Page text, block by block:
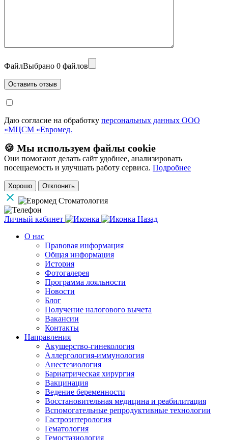
ФайлВыбрано 0 файлов
Даю согласие на обработку персональных данных ООО
«МЦСМ «Евромед.
🍪 Мы используем файлы cookie
Они помогают делать сайт удобнее, анализировать
посещаемость и улучшать работу сервиса. Подробнее
Хорошо Отклонить
Личный кабинет
Назад
О нас
Правовая информация
Общая информация
История
Фотогалерея
Программа лояльности
Новости
Блог
Получение налогового вычета
Вакансии
Контакты
Направления
Акушерство-гинекология
Аллергология-иммунология
Анестезиология
Бариатрическая хирургия
Вакцинация
Ведение беременности
Восстановительная медицина и реабилитация
Вспомогательные репродуктивные технологии
Гастроэнтерология
Гематология
Гемостазиология